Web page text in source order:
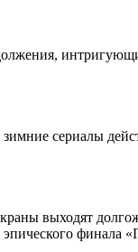
сериалы
выходят